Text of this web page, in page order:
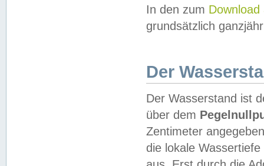
In den zum Download
grundsätzlich
Der
Der Wasserstand ist
über dem
Zentimeter
die lokale